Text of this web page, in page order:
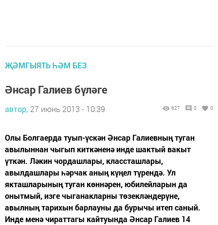
ҖӘМГЫЯТЬ ҺӘМ БЕЗ
Әнсар Галиев бүләге
автор, 27 июнь 2013 - 10:39 627 0 0
Олы Болгаерда туып-үскән Әнсар Галиевның туган
авылыннан чыгып киткәненә инде шактый вакыт
үткән. Ләкин чордашлары, классташлары,
авылдашлары һәрчак аның күңел түрендә. Ул
якташларының туган көннәрен, юбилейларын да
онытмый, изге чыганакларны төзекләндерүне,
авылның тарихын барлауны да бурычы итеп саный.
Инде менә чираттагы кайтуында Әнсар Галиев 14